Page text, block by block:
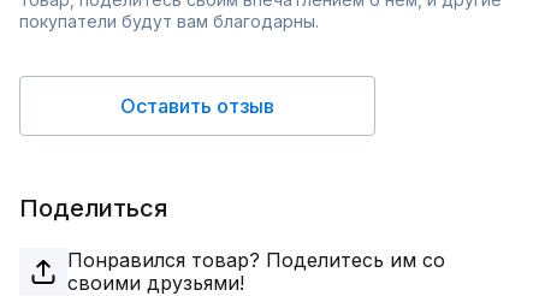
покупатели будут вам благодарны.
Оставить отзыв
Поделиться
Понравился товар? Поделитесь им со
своими друзьями!